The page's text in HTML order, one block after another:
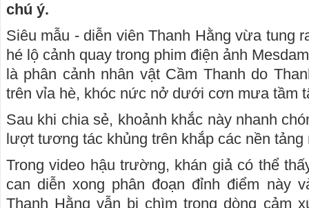
chú ý.
Siêu mẫu - diễn viên Thanh Hằng vừa tung
hé lộ cảnh quay trong phim điện ảnh
là phân cảnh nhân vật Cầm Thanh do
trên vỉa hè, khóc nức nở dưới cơn mưa tầm
Sau khi chia sẻ, khoảnh khắc này nhanh
lượt tương tác khủng trên khắp các nền tảng
Trong video hậu trường, khán giả có thể
can diễn xong phân đoạn đỉnh điểm này
Thanh Hằng vẫn bị chìm trong dòng cảm